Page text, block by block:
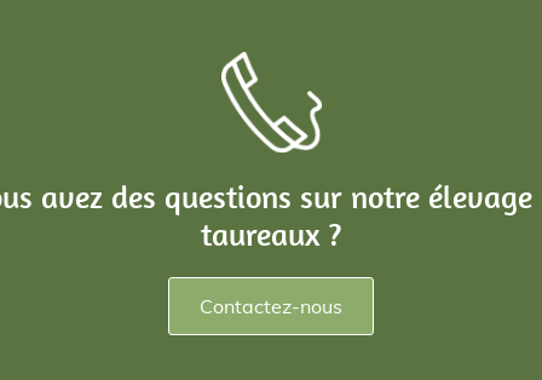
avez des questions sur notre élevage
taureaux ?
Contactez-nous